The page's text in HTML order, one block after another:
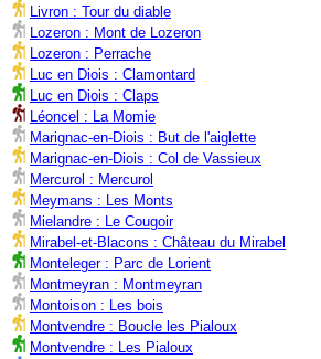
Livron : Tour du diable
Lozeron : Mont de Lozeron
Lozeron : Perrache
Luc en Diois : Clamontard
Luc en Diois : Claps
Léoncel : La Momie
Marignac-en-Diois : But de l'aiglette
Marignac-en-Diois : Col de Vassieux
Mercurol : Mercurol
Meymans : Les Monts
Mielandre : Le Cougoir
Mirabel-et-Blacons : Château du Mirabel
Monteleger : Parc de Lorient
Montmeyran : Montmeyran
Montoison : Les bois
Montvendre : Boucle les Pialoux
Montvendre : Les Pialoux